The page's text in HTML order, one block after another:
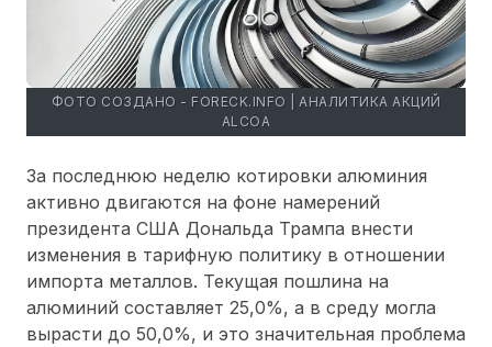
ФОТО СОЗДАНО - FORECK.INFO | АНАЛИТИКА АКЦИЙ
ALCOA
За последнюю неделю котировки алюминия
активно двигаются на фоне намерений
президента США Дональда Трампа внести
изменения в тарифную политику в отношении
импорта металлов. Текущая пошлина на
алюминий составляет 25,0%, а в среду могла
вырасти до 50,0%, и это значительная проблема